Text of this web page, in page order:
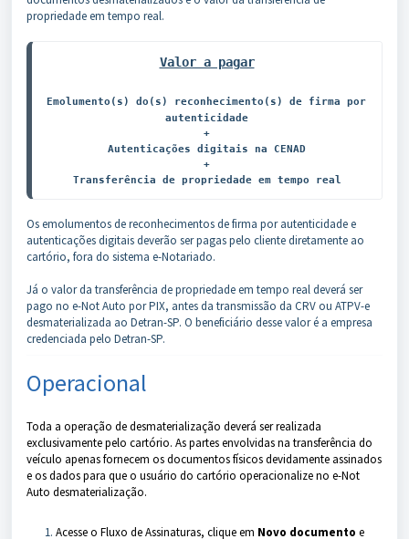
propriedade em tempo real.
Valor a pagar
Emolumento(s) do(s) reconhecimento(s) de firma por
autenticidade
+
Autenticações digitais na CENAD
+
Transferência de propriedade em tempo real
Os emolumentos de reconhecimentos de firma por autenticidade e
autenticações digitais deverão ser pagas pelo cliente diretamente ao
cartório, fora do sistema e-Notariado.
Já o valor da transferência de propriedade em tempo real deverá ser
pago no e-Not Auto por PIX, antes da transmissão da CRV ou ATPV-e
desmaterializada ao Detran-SP. O beneficiário desse valor é a empresa
credenciada pelo Detran-SP.
Operacional
Toda a operação de desmaterialização deverá ser realizada
exclusivamente pelo cartório. As partes envolvidas na transferência do
veículo apenas fornecem os documentos físicos devidamente assinados
e os dados para que o usuário do cartório operacionalize no e-Not
Auto desmaterialização.
Acesse o Fluxo de Assinaturas, clique em Novo documento e